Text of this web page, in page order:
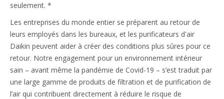
seulement. *
Les entreprises du monde entier se préparent au retour de
leurs employés dans les bureaux, et les purificateurs d'air
Daikin peuvent aider à créer des conditions plus sûres pour ce
retour. Notre engagement pour un environnement intérieur
sain – avant même la pandémie de Covid-19 – s’est traduit par
une large gamme de produits de filtration et de purification de
l’air qui contribuent directement à réduire le risque de